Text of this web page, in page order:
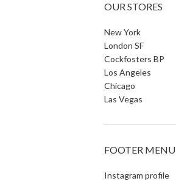
OUR STORES
New York
London SF
Cockfosters BP
Los Angeles
Chicago
Las Vegas
FOOTER MENU
Instagram profile